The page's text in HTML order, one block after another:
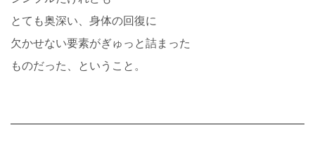
とても奥深い、身体の回復に
欠かせない要素がぎゅっと詰まった
ものだった、ということ。